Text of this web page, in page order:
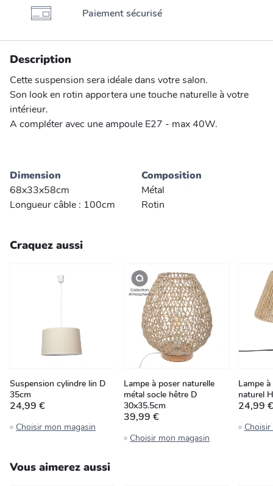
Paiement sécurisé
Description
Cette suspension sera idéale dans votre salon.
Son look en rotin apportera une touche naturelle à votre
intérieur.
A compléter avec une ampoule E27 - max 40W.
Dimension
68x33x58cm
Longueur câble : 100cm
Composition
Métal
Rotin
Craquez aussi
Suspension cylindre lin D
35cm
24,99 €
Choisir mon magasin
Lampe à poser naturelle
métal socle hêtre D
30x35.5cm
39,99 €
Choisir mon magasin
Lampe
naturel
24,99 €
Vous aimerez aussi